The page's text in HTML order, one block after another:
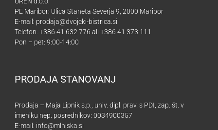
PE Maribor: Ulica Staneta Severja 9, 2000 Maribor
E-mail: prodaja@dvojcki-bistrica.si
Telefon: +386 41 632 776 ali +386 41 373 111
Pon – pet: 9:00-14:00
PRODAJA STANOVANJ
Prodaja – Maja Lipnik s.p., univ. dipl. prav. s PDI, zap. št. v
imeniku nep. posrednikov: 0034900357
E-mail: info@mlhiska.si